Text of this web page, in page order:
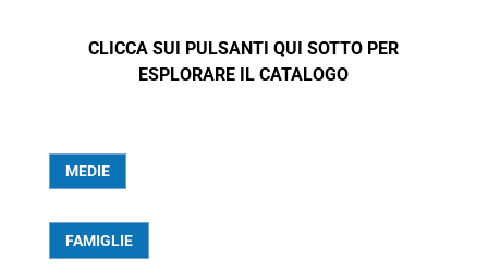
CLICCA SUI PULSANTI QUI SOTTO PER
ESPLORARE IL CATALOGO
MEDIE
FAMIGLIE